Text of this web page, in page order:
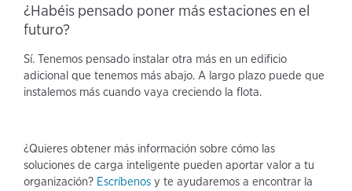
¿Habéis pensado poner más estaciones en el
futuro?
Sí. Tenemos pensado instalar otra más en un edificio
adicional que tenemos más abajo. A largo plazo puede que
instalemos más cuando vaya creciendo la flota.
¿Quieres obtener más información sobre cómo las
soluciones de carga inteligente pueden aportar valor a tu
organización? Escríbenos y te ayudaremos a encontrar la